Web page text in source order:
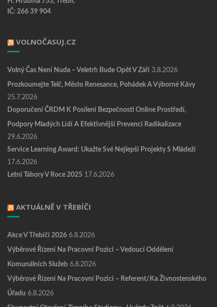
IČ: 266 39 904
VOLNOČASUJ.CZ
Volný Čas Není Nuda – Veletrh Bude Opět V Září 3.8.2026
Prozkoumejte Telč, Město Renesance, Pohádek A Výborné Kávy
25.7.2026
Doporučení ČRDM K Posílení Bezpečnosti Online Prostředí,
Podpory Mladých Lidí A Efektivnější Prevenci Radikalizace
29.6.2026
Service Learning Award: Ukažte Své Nejlepší Projekty S Mládeží
17.6.2026
Letní Tábory V Roce 2025 17.6.2026
AKTUÁLNĚ V TŘEBÍČI
Akce V Třebíči 2026 6.8.2026
Výběrové Řízení Na Pracovní Pozici – Vedoucí Oddělení
Komunálních Služeb 6.8.2026
Výběrové Řízení Na Pracovní Pozici – Referent/ka Živnostenského
Úřadu 6.8.2026